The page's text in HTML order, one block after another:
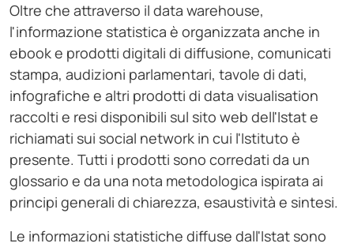
Oltre che attraverso il data warehouse,
l'informazione statistica è organizzata anche in
ebook e prodotti digitali di diffusione, comunicati
stampa, audizioni parlamentari, tavole di dati,
infografiche e altri prodotti di data visualisation
raccolti e resi disponibili sul sito web dell'Istat e
richiamati sui social network in cui l'Istituto è
presente. Tutti i prodotti sono corredati da un
glossario e da una nota metodologica ispirata ai
principi generali di chiarezza, esaustività e sintesi.
Le informazioni statistiche diffuse dall'Istat sono